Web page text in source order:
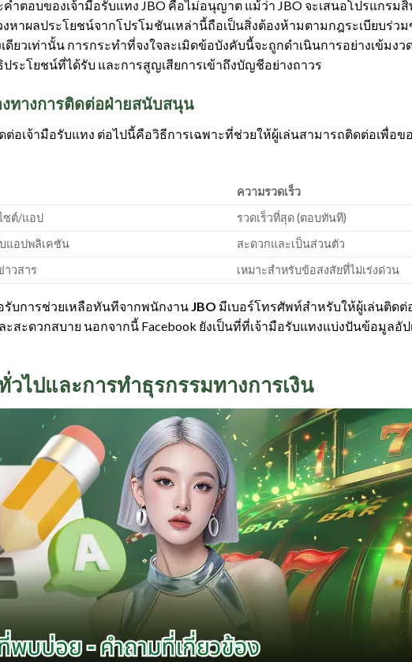
ำตอบของเจ้ามือรับแทง JBO คือไม่อนุญาต แม้ว่า JBO จะเสนอโปรแกรม
าผลประโยชน์จากโปรโมชันเหล่านี้ถือเป็นสิ่งต้องห้ามตามกฎระเบียบร่วม
วเท่านั้น การกระทำที่จงใจละเมิดข้อบังคับนี้จะถูกดำเนินการอย่างเข้มงว
ะโยชน์ที่ได้รับ และการสูญเสียการเข้าถึงบัญชีอย่างถาวร
ทางการติดต่อฝ่ายสนับสนุน
เจ้ามือรับแทง ต่อไปนี้คือวิธีการเฉพาะที่ช่วยให้ผู้เล่นสามารถติดต่อเพื่อข
ความรวดเร็ว
ซต์/แอป
รวดเร็วที่สุด (ตอบทันที)
แอปพลิเคชัน
สะดวกและเป็นส่วนตัว
าวสาร เหมาะสำหรับข้อสงสัยที่ไม่เร่งด่วน
บการช่วยเหลือทันทีจากพนักงาน JBO มีเบอร์โทรศัพท์สำหรับให้ผู้เล่นติดต่
สะดวกสบาย นอกจากนี้ Facebook ยังเป็นที่ที่เจ้ามือรับแทงแบ่งปันข้อมูลอั
ไปและการทำธุรกรรมทางการเงิน